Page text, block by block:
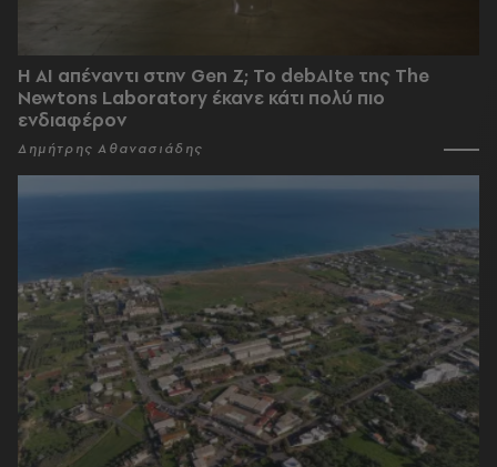
Η AI απέναντι στην Gen Z; Το debAIte της The
Newtons Laboratory έκανε κάτι πολύ πιο
ενδιαφέρον
Δημήτρης Αθανασιάδης